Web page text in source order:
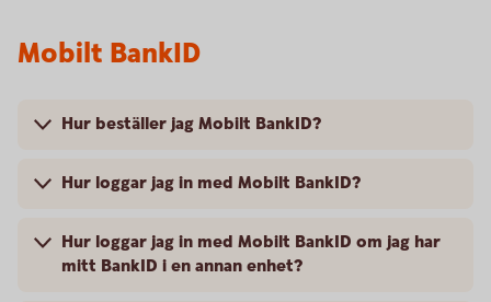
Mobilt BankID
Hur beställer jag Mobilt BankID?
Hur loggar jag in med Mobilt BankID?
Hur loggar jag in med Mobilt BankID om jag har
mitt BankID i en annan enhet?